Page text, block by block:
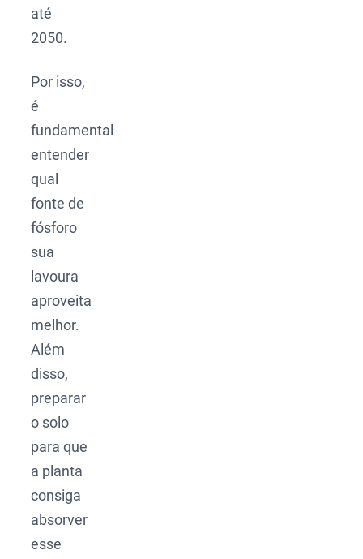
até
2050.
Por isso,
é
fundamental
entender
qual
fonte de
fósforo
sua
lavoura
aproveita
melhor.
Além
disso,
preparar
o solo
para que
a planta
consiga
absorver
esse